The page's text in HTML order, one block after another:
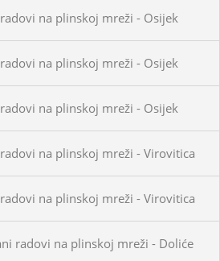
na plinskoj mreži - Osijek
na plinskoj mreži - Osijek
na plinskoj mreži - Osijek
na plinskoj mreži - Virovitica
na plinskoj mreži - Virovitica
radovi na plinskoj mreži - Doliće